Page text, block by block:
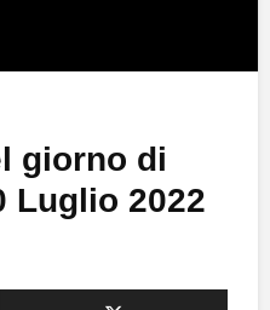
giorno di
Luglio 2022